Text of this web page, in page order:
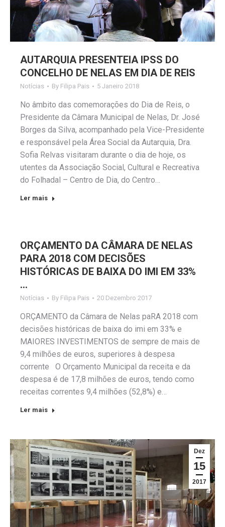
AUTARQUIA PRESENTEIA IPSS DO
CONCELHO DE NELAS EM DIA DE REIS
Notícias By Filipa Pais 5 Janeiro 2018
No âmbito das comemorações do Dia de Reis, o
Presidente da Câmara Municipal de Nelas, Dr. José
Borges da Silva, acompanhado pela Vice-Presidente
e responsável pela Área Social da Autarquia, Dra.
Sofia Relvas visitaram durante o dia de hoje, os
utentes da Associação Social, Cultural e Recreativa
do Folhadal – Centro de Dia, do Centro…
Ler mais
ORÇAMENTO DA CÂMARA DE NELAS
PARA 2018 COM DECISÕES
HISTÓRICAS DE BAIXA DO IMI EM 33%
…
Notícias By Filipa Pais 20 Dezembro 2017
ORÇAMENTO da Câmara de Nelas paRA 2018 com
decisões históricas de baixa do imi em 33% e
MAIORES INVESTIMENTOS de sempre de mais de
9,4 milhões de euros, superiores à despesa
corrente O Orçamento Municipal da receita e da
despesa é de 17,8 milhões de euros, tendo como
receitas correntes 9,4 milhões (52,8%) e…
Ler mais
Dez
15
2017